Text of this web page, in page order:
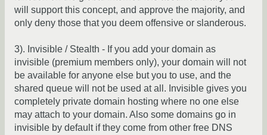
will support this concept, and approve the majority, and
only deny those that you deem offensive or slanderous.
3). Invisible / Stealth - If you add your domain as
invisible (premium members only), your domain will not
be available for anyone else but you to use, and the
shared queue will not be used at all. Invisible gives you
completely private domain hosting where no one else
may attach to your domain. Also some domains go in
invisible by default if they come from other free DNS